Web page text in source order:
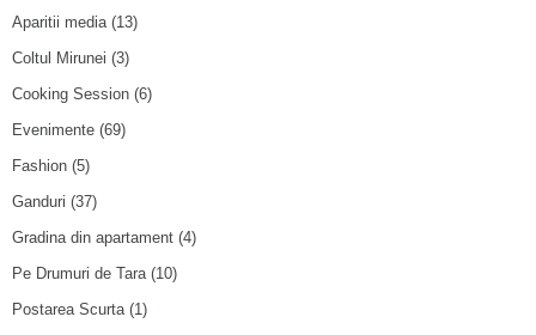
Aparitii media(13)
Coltul Mirunei (3)
Cooking Session (6)
Evenimente (69)
Fashion (5)
Ganduri (37)
Gradina din apartament (4)
Pe Drumuri de Tara(10)
Postarea Scurta(1)